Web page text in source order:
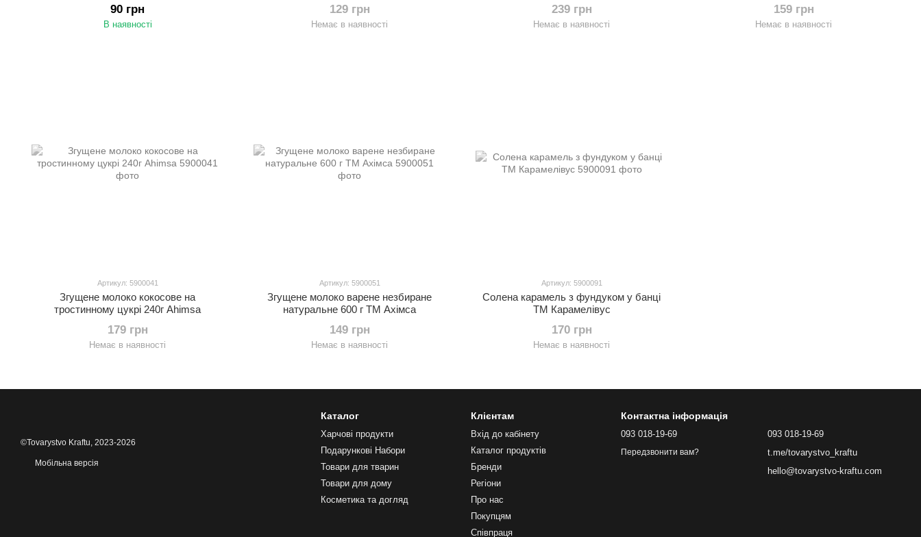
90 грн
В наявності
129 грн
Немає в наявності
239 грн
Немає в наявності
159 грн
Немає в наявності
Артикул: 5900041
Згущене молоко кокосове на
тростинному цукрі 240г Ahimsa
179 грн
Немає в наявності
Артикул: 5900051
Згущене молоко варене незбиране
натуральне 600 г ТМ Ахімса
149 грн
Немає в наявності
Артикул: 5900091
Солена карамель з фундуком у банці
ТМ Карамелівус
170 грн
Немає в наявності
©Tovarystvo Kraftu, 2023-2026
Мобільна версія
Каталог
Харчові продукти
Подарункові Набори
Товари для тварин
Товари для дому
Косметика та догляд
Клієнтам
Вхід до кабінету
Каталог продуктів
Бренди
Регіони
Про нас
Покупцям
Співпраця
Контактна інформація
093 018-19-69
Передзвонити вам?
093 018-19-69
t.me/tovarystvo_kraftu
hello@tovarystvo-kraftu.com